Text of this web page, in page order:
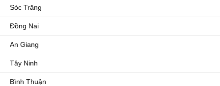
Sóc Trăng
Đồng Nai
An Giang
Tây Ninh
Bình Thuận